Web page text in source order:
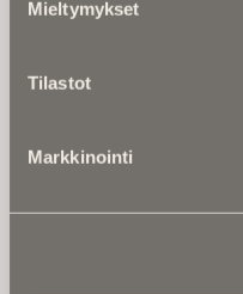
Mieltymykset
Tilastot
Markkinointi
valtakunnallinen
kuolinuutiset ja
Anna palautetta